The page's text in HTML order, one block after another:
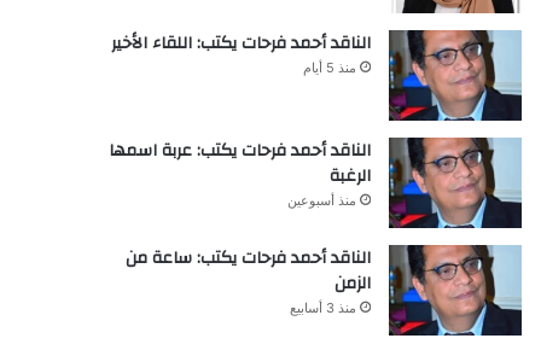
الناقد أحمد فرحات يكتب: اللقاء الأخير
منذ 5 أيام
الناقد أحمد فرحات يكتب: عربة اسمها
الرغبة
منذ أسبوعين
الناقد أحمد فرحات يكتب: ساعة من
الزمن
منذ 3 أسابيع